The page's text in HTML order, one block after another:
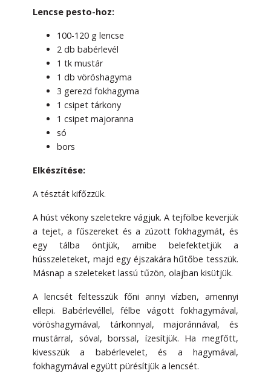
Lencse pesto-hoz:
100-120 g lencse
2 db babérlevél
1 tk mustár
1 db vöröshagyma
3 gerezd fokhagyma
1 csipet tárkony
1 csipet majoranna
só
bors
Elkészítése:
A tésztát kifőzzük.
A húst vékony szeletekre vágjuk. A tejfölbe keverjük
a tejet, a fűszereket és a zúzott fokhagymát, és
egy tálba öntjük, amibe belefektetjük a
hússzeleteket, majd egy éjszakára hűtőbe tesszük.
Másnap a szeleteket lassú tűzön, olajban kisütjük.
A lencsét feltesszük főni annyi vízben, amennyi
ellepi. Babérlevéllel, félbe vágott fokhagymával,
vöröshagymával, tárkonnyal, majoránnával, és
mustárral, sóval, borssal, ízesítjük. Ha megfőtt,
kivesszük a babérlevelet, és a hagymával,
fokhagymával együtt pürésítjük a lencsét.